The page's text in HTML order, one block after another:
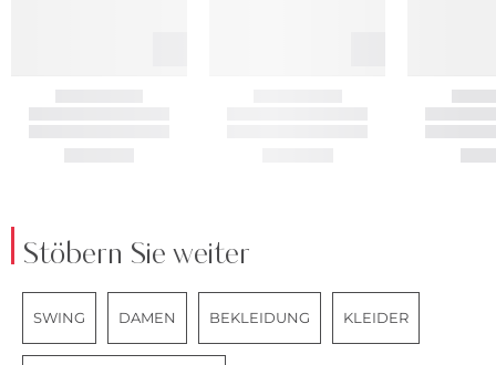
Stöbern Sie weiter
SWING DAMEN BEKLEIDUNG KLEIDER